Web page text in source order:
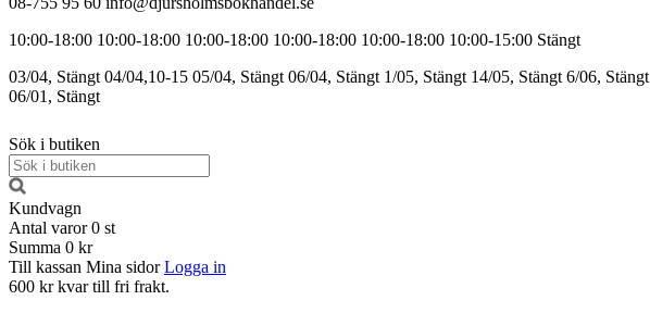
10:00-18:00 10:00-18:00 10:00-18:00 10:00-18:00 10:00-18:00 10:00-15:00 Stängt
03/04, Stängt 04/04,10-15 05/04, Stängt 06/04, Stängt 1/05, Stängt 14/05, Stängt 6/06, Stängt
06/01, Stängt
Sök i butiken
Kundvagn
Antal varor 0 st
Summa 0 kr
Till kassan Mina sidor Logga in
600 kr kvar till fri frakt.